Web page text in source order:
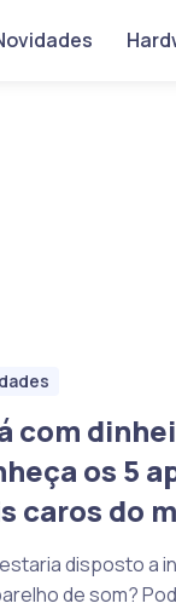
com
os 5
caros do
disposto a
de som?